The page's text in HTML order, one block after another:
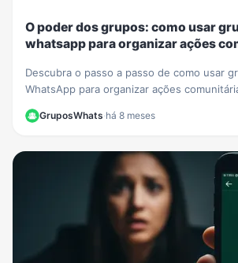
O poder dos grupos: como usar
whatsapp para organizar ações
Descubra o passo a passo de como usar
WhatsApp para organizar ações
GruposWhats·há 8 meses